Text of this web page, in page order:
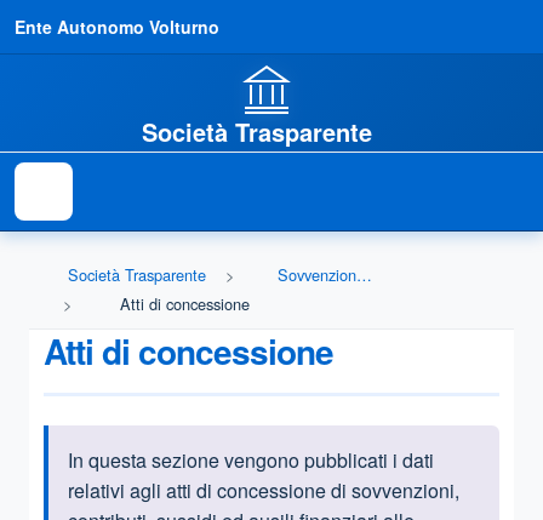
Ente Autonomo Volturno
Società Trasparente
Società Trasparente
Sovvenzioni, contributi, sussidi, vantaggi economici
Atti di concessione
Atti di concessione
Informazioni introduttive
In questa sezione vengono pubblicati i dati
relativi agli atti di concessione di sovvenzioni,